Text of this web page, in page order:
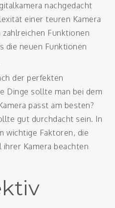
nachgedacht
einer teuren Kamera
Funktionen
die neuen Funktionen
der perfekten
Dinge sollte man bei dem
passt am besten?
gut durchdacht sein. In
wichtige Faktoren, die
ihrer Kamera beachten